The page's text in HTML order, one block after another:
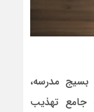
مدرسه،
جامع تهذیب